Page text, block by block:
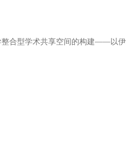
合型学术共享空间的构建——以